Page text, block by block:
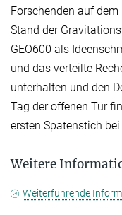
Forschenden auf
Stand der
GEO600 als
und das verteilte
unterhalten und den
Tag der offenen Tür
ersten Spatenstich
Weitere
Weiterführende